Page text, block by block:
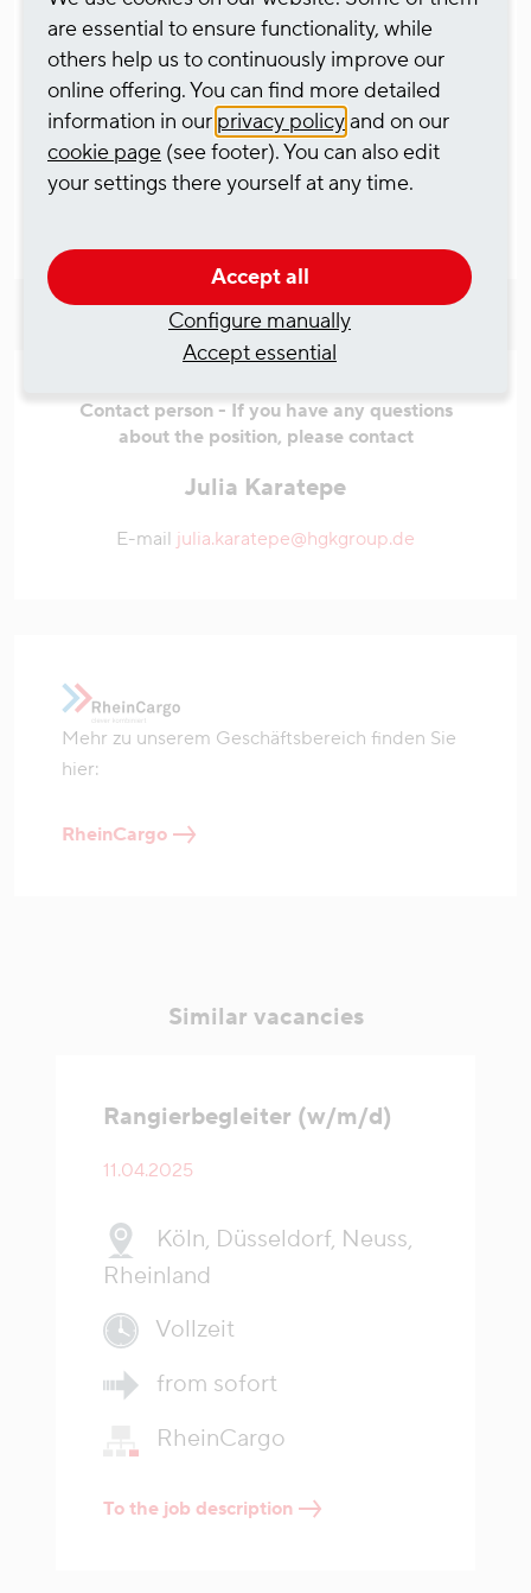
Haben wir Ihr Interesse geweckt, dann bewerben
Sie sich gerne direkt unter www.rheincargo.com
Apply online now
04.08.2026 14:50
Contact person - If you have any questions
about the position, please contact
Julia Karatepe
E-mail julia.karatepe@hgkgroup.de
Mehr zu unserem Geschäftsbereich finden Sie
hier:
RheinCargo
Similar vacancies
Rangierbegleiter (w/m/d)
11.04.2025
Köln, Düsseldorf, Neuss,
Rheinland
Vollzeit
from sofort
RheinCargo
To the job description
are essential to ensure functionality, while
others help us to continuously improve our
online offering. You can find more detailed
information in our privacy policyand on our
cookie page (see footer). You can also edit
your settings there yourself at any time.
Accept all
Configure manually
Accept essential